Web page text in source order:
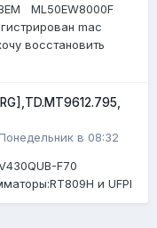
ML50EW8000F
mac
восстановить
в 08:32
F70
и UFPI